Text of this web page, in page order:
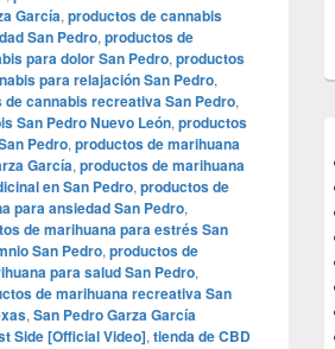
García, productos de cannabis
San Pedro, productos de
para dolor San Pedro, productos
para relajación San Pedro,
cannabis recreativa San Pedro,
San Pedro Nuevo León, productos
Pedro, productos de marihuana
García, productos de marihuana
en San Pedro, productos de
para ansiedad San Pedro,
de marihuana para estrés San
San Pedro, productos de
para salud San Pedro,
de marihuana recreativa San
, San Pedro Garza García
Side [Official Video], tienda de CBD